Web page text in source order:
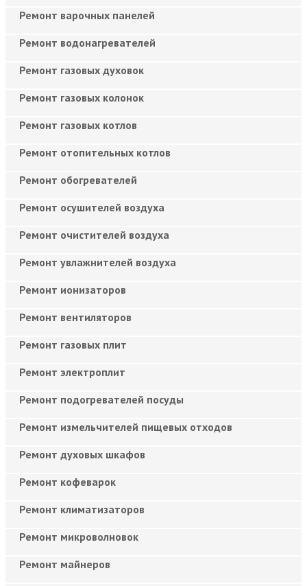
Ремонт варочных панелей
Ремонт водонагревателей
Ремонт газовых духовок
Ремонт газовых колонок
Ремонт газовых котлов
Ремонт отопительных котлов
Ремонт обогревателей
Ремонт осушителей воздуха
Ремонт очистителей воздуха
Ремонт увлажнителей воздуха
Ремонт ионизаторов
Ремонт вентиляторов
Ремонт газовых плит
Ремонт электроплит
Ремонт подогревателей посуды
Ремонт измельчителей пищевых отходов
Ремонт духовых шкафов
Ремонт кофеварок
Ремонт климатизаторов
Ремонт микроволновок
Ремонт майнеров